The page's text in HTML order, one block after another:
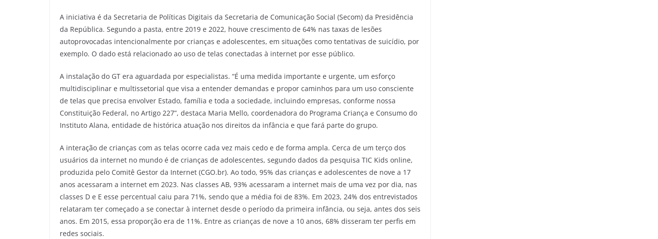
A iniciativa é da Secretaria de Políticas Digitais da Secretaria de Comunicação Social (Secom) da Presidência
da República. Segundo a pasta, entre 2019 e 2022, houve crescimento de 64% nas taxas de lesões
autoprovocadas intencionalmente por crianças e adolescentes, em situações como tentativas de suicídio, por
exemplo. O dado está relacionado ao uso de telas conectadas à internet por esse público.
A instalação do GT era aguardada por especialistas. “É uma medida importante e urgente, um esforço
multidisciplinar e multissetorial que visa a entender demandas e propor caminhos para um uso consciente
de telas que precisa envolver Estado, família e toda a sociedade, incluindo empresas, conforme nossa
Constituição Federal, no Artigo 227”, destaca Maria Mello, coordenadora do Programa Criança e Consumo do
Instituto Alana, entidade de histórica atuação nos direitos da infância e que fará parte do grupo.
A interação de crianças com as telas ocorre cada vez mais cedo e de forma ampla. Cerca de um terço dos
usuários da internet no mundo é de crianças de adolescentes, segundo dados da pesquisa TIC Kids online,
produzida pelo Comitê Gestor da Internet (CGO.br). Ao todo, 95% das crianças e adolescentes de nove a 17
anos acessaram a internet em 2023. Nas classes AB, 93% acessaram a internet mais de uma vez por dia, nas
classes D e E esse percentual caiu para 71%, sendo que a média foi de 83%. Em 2023, 24% dos entrevistados
relataram ter começado a se conectar à internet desde o período da primeira infância, ou seja, antes dos seis
anos. Em 2015, essa proporção era de 11%. Entre as crianças de nove a 10 anos, 68% disseram ter perfis em
redes sociais.